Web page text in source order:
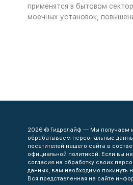
применятся в бытовом
моечных установок,
2026 © Гидролайф — Мы получаем
обрабатываем персональные
посетителей нашего сайта в
официальной политикой. Если вы не
согласия на обработку своих
данных, вам необходимо покинуть
Вся представленная на сайте